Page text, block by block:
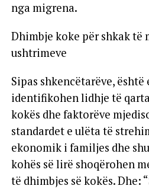
nga migrena.
Dhimbje koke për shkak të
ushtrimeve
Sipas shkencëtarëve, është
identifikohen lidhje të
kokës dhe faktorëve
standardet e ulëta të
ekonomik i familjes dhe
kohës së lirë shoqërohen
të dhimbjes së kokës. Dhe: